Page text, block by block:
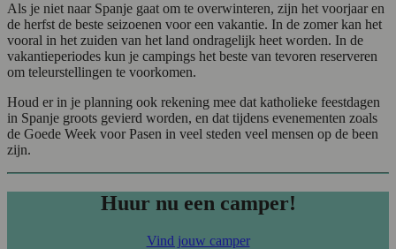
Als je niet naar Spanje gaat om te overwinteren, zijn het voorjaar en
de herfst de beste seizoenen voor een vakantie. In de zomer kan het
vooral in het zuiden van het land ondragelijk heet worden. In de
vakantieperiodes kun je campings het beste van tevoren reserveren
om teleurstellingen te voorkomen.
Houd er in je planning ook rekening mee dat katholieke feestdagen
in Spanje groots gevierd worden, en dat tijdens evenementen zoals
de Goede Week voor Pasen in veel steden veel mensen op de been
zijn.
Huur nu een camper!
Vind jouw camper